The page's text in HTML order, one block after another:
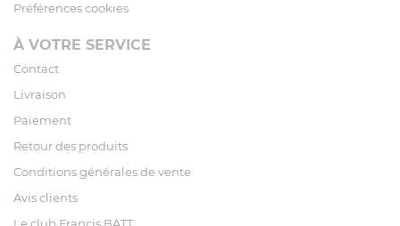
Préférences cookies
À VOTRE SERVICE
Contact
Livraison
Paiement
Retour des produits
Conditions générales de vente
Avis clients